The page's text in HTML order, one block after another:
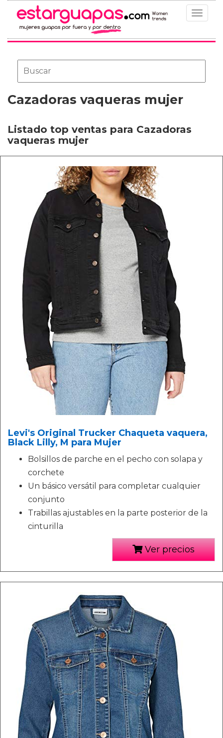
Toggle
Cazadoras vaqueras mujer
Listado top ventas para Cazadoras
vaqueras mujer
Levi's Original Trucker Chaqueta vaquera,
Black Lilly, M para Mujer
Bolsillos de parche en el pecho con solapa y
corchete
Un básico versátil para completar cualquier
conjunto
Trabillas ajustables en la parte posterior de la
cinturilla
Ver precios